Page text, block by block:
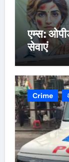
एम्स:
सेवाएं
Crime